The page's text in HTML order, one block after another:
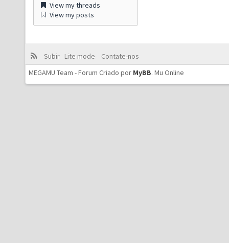
View my threads
View my posts
Subir Lite mode
Contate-nos
MEGAMU Team - Forum Criado por MyBB. Mu Online